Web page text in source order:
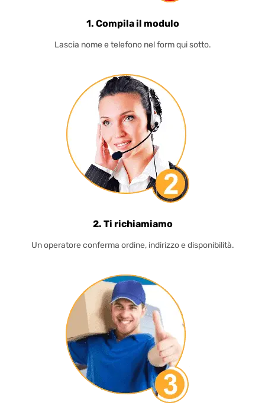
1. Compila il modulo
Lascia nome e telefono nel form qui sotto.
2. Ti richiamiamo
Un operatore conferma ordine, indirizzo e disponibilità.